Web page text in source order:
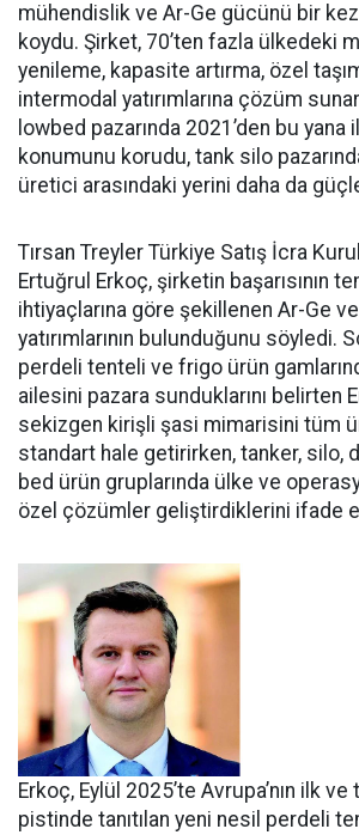
mühendislik ve Ar-Ge gücünü bir
koydu. Şirket, 70’ten fazla ül­kedeki
yenile­me, kapasite artırma, özel
intermodal yatırımlarına çözüm
lowbed pazarında 2021’den bu yana
konumunu korudu, tank silo
üretici arasındaki yerini daha da
Tırsan Treyler Türkiye Satış İcra
Ertuğrul Er­koç, şirketin başarısının
ihtiyaçlarına göre şekillenen Ar-Ge
yatırımlarının bulunduğunu söy­ledi.
perdeli tenteli ve frigo ürün
ailesini pazara sundukları­nı belirten
sekizgen kirişli şasi mimarisini tüm
standart hale getirir­ken, tanker, silo,
bed ürün gruplarında ülke ve
özel çözüm­ler geliştirdiklerini ifade
Erkoç, Eylül 2025’te Avru­pa’nın ilk
pistin­de tanıtılan yeni nesil perdeli